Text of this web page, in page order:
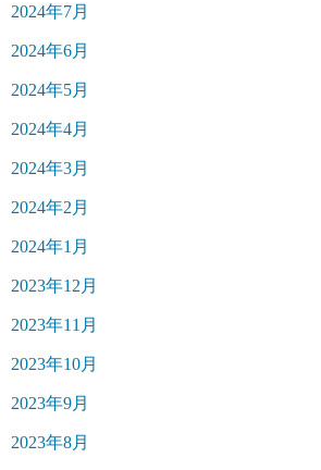
2024年7月
2024年6月
2024年5月
2024年4月
2024年3月
2024年2月
2024年1月
2023年12月
2023年11月
2023年10月
2023年9月
2023年8月